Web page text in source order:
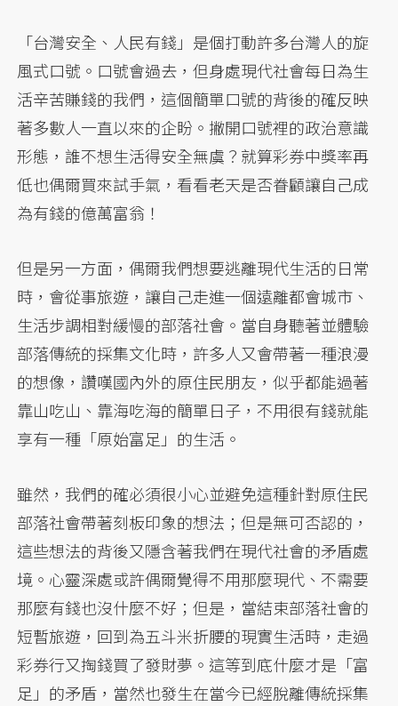
「台灣安全、人民有錢」是個打動許多台灣人的旋
風式口號。口號會過去，但身處現代社會每日為生
活辛苦賺錢的我們，這個簡單口號的背後的確反映
著多數人一直以來的企盼。撇開口號裡的政治意識
形態，誰不想生活得安全無虞？就算彩券中獎率再
低也偶爾買來試手氣，看看老天是否眷顧讓自己成
為有錢的億萬富翁！
但是另一方面，偶爾我們想要逃離現代生活的日常
時，會從事旅遊，讓自己走進一個遠離都會城市、
生活步調相對緩慢的部落社會。當自身聽著並體驗
部落傳統的採集文化時，許多人又會帶著一種浪漫
的想像，讚嘆國內外的原住民朋友，似乎都能過著
靠山吃山、靠海吃海的簡單日子，不用很有錢就能
享有一種「原始富足」的生活。
雖然，我們的確必須很小心並避免這種針對原住民
部落社會帶著刻板印象的想法；但是無可否認的，
這些想法的背後又隱含著我們在現代社會的矛盾處
境。心靈深處或許偶爾覺得不用那麼現代、不需要
那麼有錢也沒什麼不好；但是，當結束部落社會的
短暫旅遊，回到為五斗米折腰的現實生活時，走過
彩券行又掏錢買了發財夢。這等到底什麼才是「富
足」的矛盾，當然也發生在當今已經脫離傳統採集